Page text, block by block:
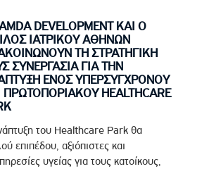
DEVELOPMENT ΚΑΙ Ο
ΙΑΤΡΙΚΟΥ ΑΘΗΝΩΝ
ΤΗ ΣΤΡΑΤΗΓΙΚΗ
ΣΥΝΕΡΓΑΣΙΑ ΓΙΑ ΤΗΝ
ΕΝΟΣ ΥΠΕΡΣΥΓΧΡΟΝΟΥ
ΠΡΩΤΟΠΟΡΙΑΚΟΥ HEALTHCARE
του Healthcare Park θα
επιπέδου, αξιόπιστες και
υγείας για τους κατοίκους,